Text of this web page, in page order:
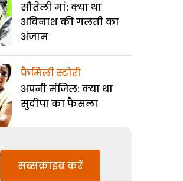
सौतेली मां: क्या था
अविनाश की गलती का
अंजाम
फैमिली स्टोरी
अपनी मंजिल: क्या था
सुदीपा का फैसला
सब्सक्राइब करें